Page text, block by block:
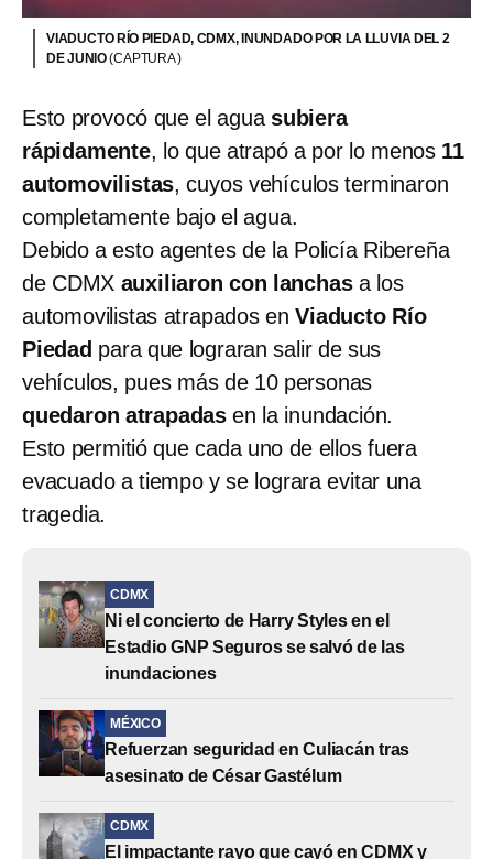
VIADUCTO RÍO PIEDAD, CDMX, INUNDADO POR LA LLUVIA DEL 2
DE JUNIO(CAPTURA )
Esto provocó que el agua subiera
rápidamente, lo que atrapó a por lo menos 11
automovilistas, cuyos vehículos terminaron
completamente bajo el agua.
Debido a esto agentes de la Policía Ribereña
de CDMX auxiliaron con lanchasa los
automovilistas atrapados enViaducto Río
Piedad para que lograran salir de sus
vehículos, pues más de 10 personas
quedaron atrapadas en la inundación.
Esto permitió que cada uno de ellos fuera
evacuado a tiempo y se lograra evitar una
tragedia.
CDMX
Ni el concierto de Harry Styles en el
Estadio GNP Seguros se salvó de las
inundaciones
MÉXICO
Refuerzan seguridad en Culiacán tras
asesinato de César Gastélum
CDMX
El impactante rayo que cayó en CDMX y